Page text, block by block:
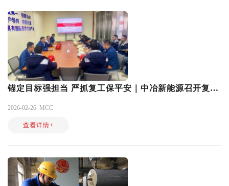
锚定目标强担当 严抓复工保平安｜中冶新能源召开复工复产安全生产专题会议
2026-02-26 MCC
查看详情+